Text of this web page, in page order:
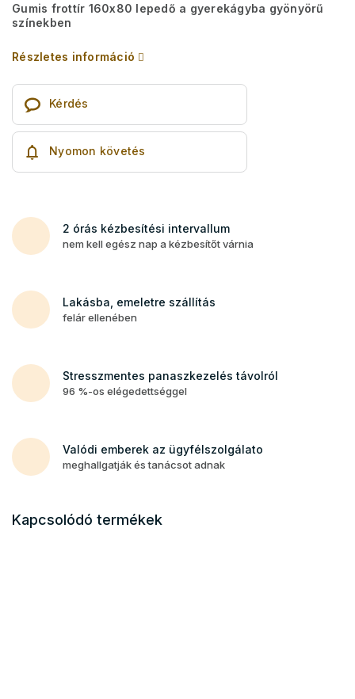
Gumis frottír 160x80 lepedő a gyerekágyba gyönyörű
színekben
Részletes információ
Kérdés
Nyomon követés
2 órás kézbesítési intervallum
nem kell egész nap a kézbesítőt várnia
Lakásba, emeletre szállítás
felár ellenében
Stresszmentes panaszkezelés távolról
96 %-os elégedettséggel
Valódi emberek az ügyfélszolgálato
meghallgatják és tanácsot adnak
Kapcsolódó termékek